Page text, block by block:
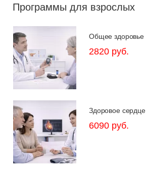
Программы для взрослых
Общее здоровье
2820 руб.
Здоровое сердце
6090 руб.